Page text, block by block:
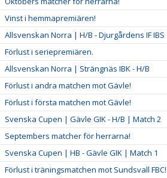
Vinst i hemmapremiären!
Allsvenskan Norra | H/B - Djurgårdens IF IBS
Förlust i seriepremiären.
Allsvenskan Norra | Strängnäs IBK - H/B
Förlust i andra matchen mot Gävle!
Förlust i första matchen mot Gävle!
Svenska Cupen | Gävle GIK - H/B | Match 2
Septembers matcher för herrarna!
Svenska Cupen | HB - Gävle GIK | Match 1
Förlust i träningsmatchen mot Sundsvall FBC!